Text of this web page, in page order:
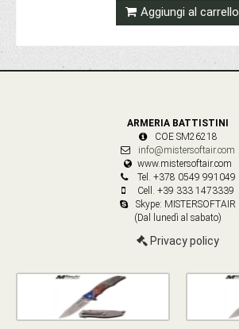
Aggiungi al carrello
ARMERIA BATTISTINI
COE SM26218
info@mistersoftair.com
www.mistersoftair.com
Tel. +378 0549 991049
Cell. +39 333 1473339
Skype: MISTERSOFTAIR
(Dal lunedì al sabato)
Privacy policy